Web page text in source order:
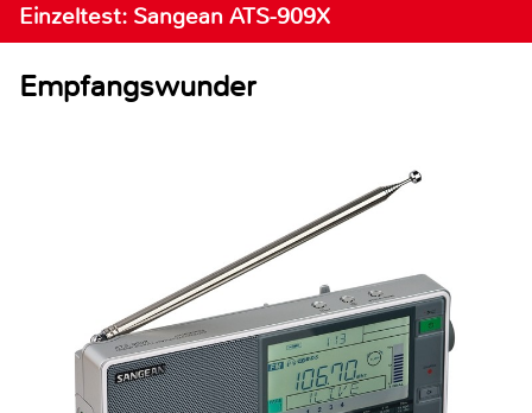
Einzeltest: Sangean ATS-909X
Empfangswunder